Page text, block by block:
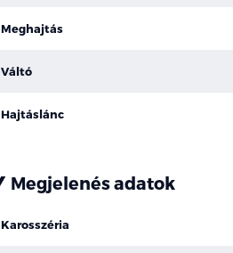
Meghajtás
Váltó
Hajtáslánc
Megjelenés adatok
Karosszéria